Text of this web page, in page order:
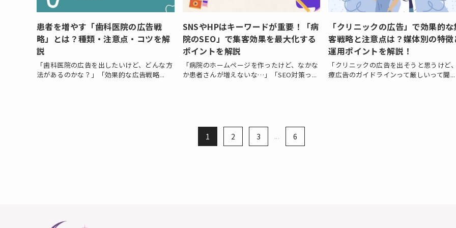
患者を増やす「歯科医院の広告戦
略」とは？種類・注意点・コツを解
説
「歯科医院の広告を出したいけど、どんな方
法があるのかな？」「効果的な広告戦略...
SNSやHPはキーワードが重要！「病
院のSEO」で集客効果を最大化する
ポイントを解説
「病院のホームページを作ったけど、なかな
か患者さんが増えないな…」「SEO対策っ...
「クリニックの広告」で効果的な
客戦略と注意点は？媒体別の特徴
運用ポイントを解説！
「クリニックの広告を出そうと思うけど
療広告のガイドラインって厳しいって聞...
1 2 3 ... 6